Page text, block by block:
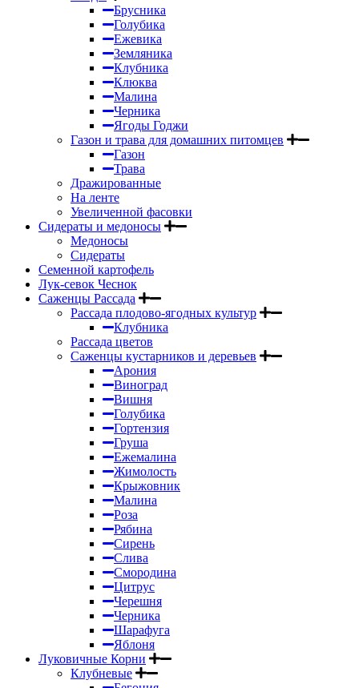
Брусника
Голубика
Ежевика
Земляника
Клубника
Клюква
Малина
Черника
Ягоды Годжи
Газон и трава для домашних питомцев
Газон
Трава
Дражированные
На ленте
Увеличенной фасовки
Сидераты и медоносы
Медоносы
Сидераты
Семенной картофель
Лук-севок Чеснок
Саженцы Рассада
Рассада плодово-ягодных культур
Клубника
Рассада цветов
Саженцы кустарников и деревьев
Арония
Виноград
Вишня
Голубика
Гортензия
Груша
Ежемалина
Жимолость
Крыжовник
Малина
Роза
Рябина
Сирень
Слива
Смородина
Цитрус
Черешня
Черника
Шарафуга
Яблоня
Луковичные Корни
Клубневые